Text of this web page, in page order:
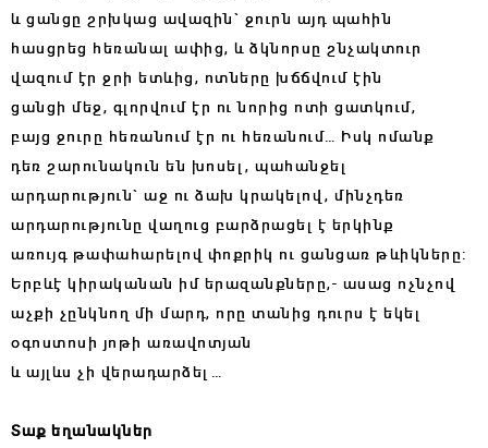
և ցանցը շրխկաց ավազին` ջուրն այդ պահին
հասցրեց հեռանալ ափից, և ձկնորսը շնչակտուր
վազում էր ջրի ետևից, ոտները խճճվում էին
ցանցի մեջ, գլորվում էր ու նորից ոտի ցատկում,
բայց ջուրը հեռանում էր ու հեռանում… Իսկ ոմանք
դեռ շարունակուն են խոսել, պահանջել
արդարություն` աջ ու ձախ կրակելով, մինչդեռ
արդարությունը վաղուց բարձրացել է երկինք
առույգ թափահարելով փոքրիկ ու ցանցառ թևիկները:
Երբևէ կիրականան իմ երազանքները,- ասաց ոչնչով
աչքի չընկնող մի մարդ, որը տանից դուրս է եկել
օգոստոսի յոթի առավոտյան
և այլևս չի վերադարձել…
Տաք եղանակներ